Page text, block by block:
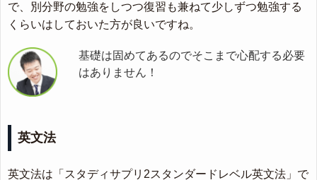
で、別分野の勉強をしつつ復習も兼ねて少しずつ勉強する
くらいはしておいた方が良いですね。
基礎は固めてあるのでそこまで心配する必要
はありません！
英文法
英文法は「スタディサプリ2スタンダードレベル英文法」で